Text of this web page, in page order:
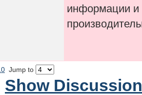
информации и
Jump to
Show